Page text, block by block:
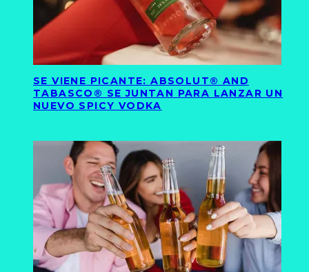
SE VIENE PICANTE: ABSOLUT® AND
TABASCO® SE JUNTAN PARA LANZAR UN
NUEVO SPICY VODKA